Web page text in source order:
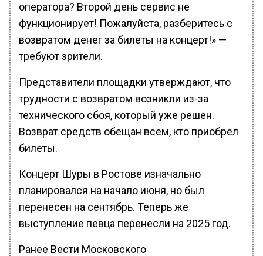
оператора? Второй день сервис не
функционирует! Пожалуйста, разберитесь с
возвратом денег за билеты на концерт!» —
требуют зрители.
Представители площадки утверждают, что
трудности с возвратом возникли из-за
технического сбоя, который уже решен.
Возврат средств обещан всем, кто приобрел
билеты.
Концерт Шуры в Ростове изначально
планировался на начало июня, но был
перенесен на сентябрь. Теперь же
выступление певца перенесли на 2025 год.
Ранее Вести Московского